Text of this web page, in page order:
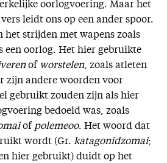
oorlogvoering. Maar het
leidt ons op een ander spoor.
het strijden met wapens zoals
een oorlog. Het hier gebruikte
of worstelen, zoals atleten
zijn andere woorden voor
gebruikt zouden zijn als hier
bedoeld was, zoals
of polemeoo. Het woord dat
wordt (Gr. katagonidzomai;
hier gebruikt) duidt op het